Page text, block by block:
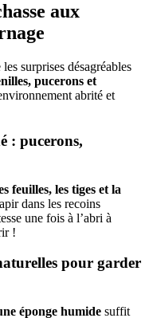
aux
surprises désagréables
pucerons et
abrité et
: pucerons,
feuilles, les tiges et la
dans les recoins
une fois à l’abri à
!
pour garder
éponge humide suffit